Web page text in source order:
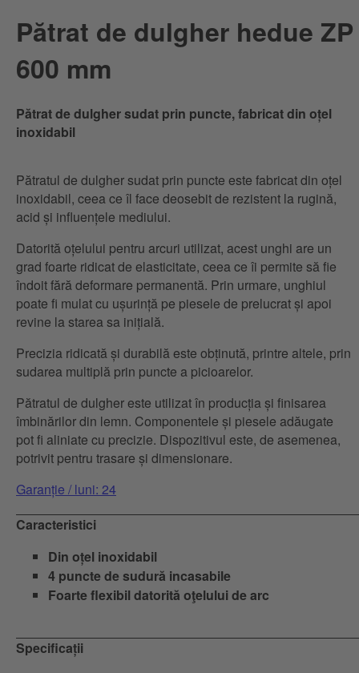
Pătrat de dulgher hedue ZP
600 mm
Pătrat de dulgher sudat prin puncte, fabricat din oțel
inoxidabil
Pătratul de dulgher sudat prin puncte este fabricat din oțel
inoxidabil, ceea ce îl face deosebit de rezistent la rugină,
acid și influențele mediului.
Datorită oțelului pentru arcuri utilizat, acest unghi are un
grad foarte ridicat de elasticitate, ceea ce îi permite să fie
îndoit fără deformare permanentă. Prin urmare, unghiul
poate fi mulat cu ușurință pe piesele de prelucrat și apoi
revine la starea sa inițială.
Precizia ridicată și durabilă este obținută, printre altele, prin
sudarea multiplă prin puncte a picioarelor.
Pătratul de dulgher este utilizat în producția și finisarea
îmbinărilor din lemn. Componentele și piesele adăugate
pot fi aliniate cu precizie. Dispozitivul este, de asemenea,
potrivit pentru trasare și dimensionare.
Garanție / luni: 24
Caracteristici
Din oțel inoxidabil
4 puncte de sudură incasabile
Foarte flexibil datorită oţelului de arc
Specificații